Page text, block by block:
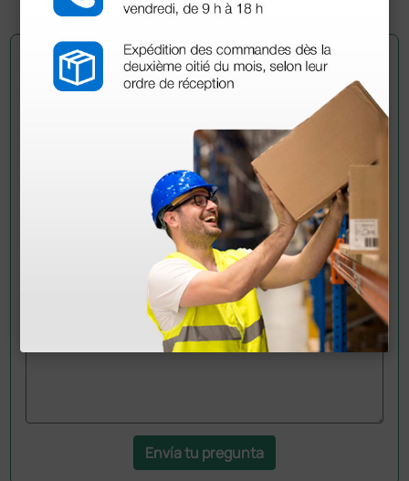
Pregúntale a un colega
¿Todavía tienes alguna duda? ¿Necesitas más
Envía ahora mismo tu pregunta a los colegas que ya
han adquirido este producto.
Envía tu pregunta